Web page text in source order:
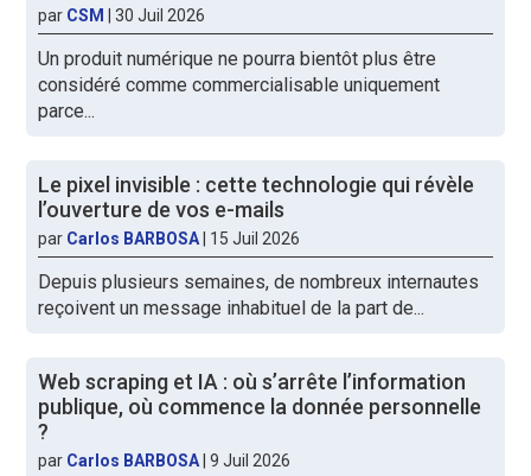
par CSM |30 Juil 2026
Un produit numérique ne pourra bientôt plus être
considéré comme commercialisable uniquement
parce...
Le pixel invisible : cette technologie qui révèle
l’ouverture de vos e-mails
par Carlos BARBOSA 15 Juil 2026
Depuis plusieurs semaines, de nombreux internautes
reçoivent un message inhabituel de la part de...
Web scraping et IA : où s’arrête l’information
publique, où commence la donnée personnelle
?
par Carlos BARBOSA |9 Juil 2026